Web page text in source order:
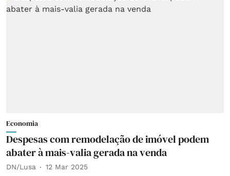
Economia
Despesas com remodelação de imóvel podem
abater à mais-valia gerada na venda
DN/Lusa 12 Mar 2025